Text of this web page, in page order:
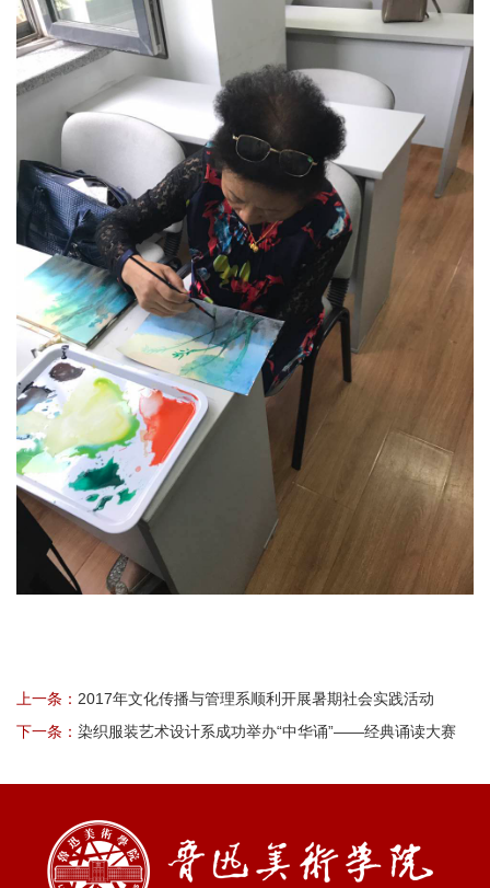
上一条： 2017年文化传播与管理系顺利开展暑期社会实践活动
下一条： 染织服装艺术设计系成功举办“中华诵”——经典诵读大赛